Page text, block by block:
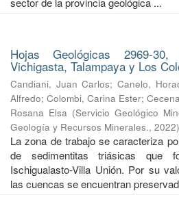
Hojas Geológicas 2969-
Vichigasta, Talampaya y Los
Candiani, Juan Carlos;Canelo,
Alfredo; Colombi, Carina Ester;
Rosana Elsa (Servicio Geológico
Geología y Recursos Minerales., 2022)
La zona de trabajo se caracteriza
de sedimentitas triásicas que
Ischigualasto-Villa Unión. Por su
las cuencas se encuentran